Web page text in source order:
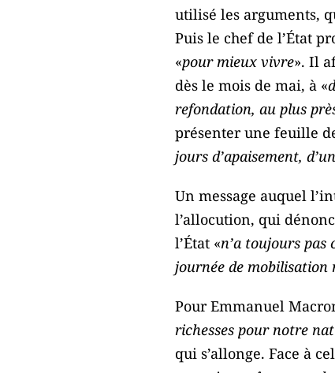
utilisé les arguments,
Puis le chef de l’État
«pour mieux vivre». Il
dès le mois de mai, à «
refondation, au plus
présenter une feuille
jours d’apaisement,
Un message auquel
l’allocution, qui
l’État «n’a toujours pas
journée de
Pour Emmanuel
richesses pour notre
qui s’allonge. Face à